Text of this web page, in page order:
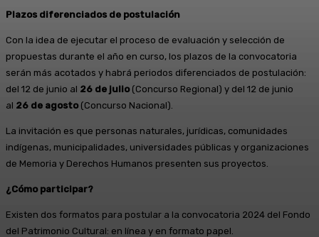
Plazos diferenciados de postulación
Con la idea de ejecutar el proceso de evaluación y selección de
propuestas durante el año en curso, los plazos de la convocatoria
serán más acotados y habrá periodos diferenciados de postulación:
del 12 de junio al 26 de julio(Concurso Regional) y del 12 de junio
al 26 de agosto(Concurso Nacional).
La invitación es que personas naturales, jurídicas, comunidades
indígenas, municipalidades, universidades públicas y organizaciones
de Memoria y Derechos Humanos presenten sus proyectos.
¿Cómo participar?
Existen dos formatos para postular a la convocatoria 2024 del Fondo
del Patrimonio Cultural: en línea y en formato papel.